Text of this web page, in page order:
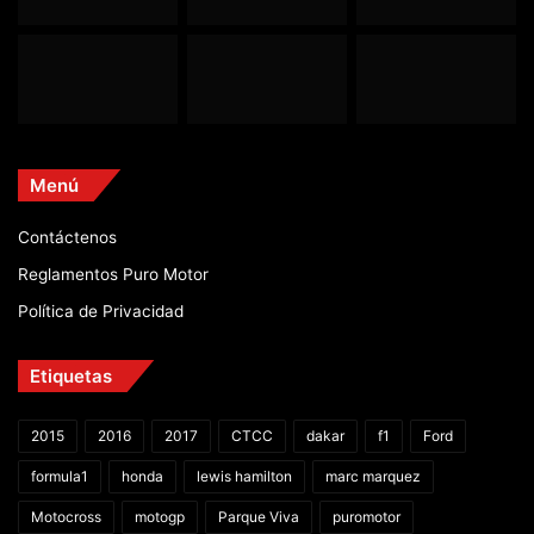
Menú
Contáctenos
Reglamentos Puro Motor
Política de Privacidad
Etiquetas
2015 2016 2017 CTCC dakar f1 Ford
formula1 honda lewis hamilton marc marquez
Motocross motogp Parque Viva puromotor